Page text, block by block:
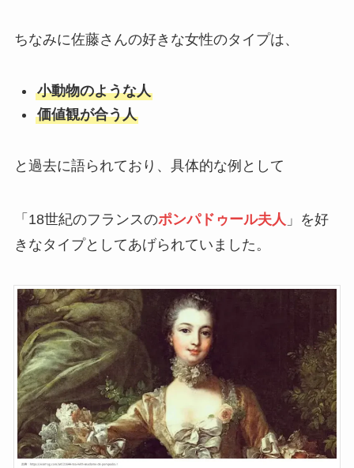
ちなみに佐藤さんの好きな女性のタイプは、
小動物のような人
価値観が合う人
と過去に語られており、具体的な例として
「18世紀のフランスのポンパドゥール夫人 」を好
きなタイプとしてあげられていました。